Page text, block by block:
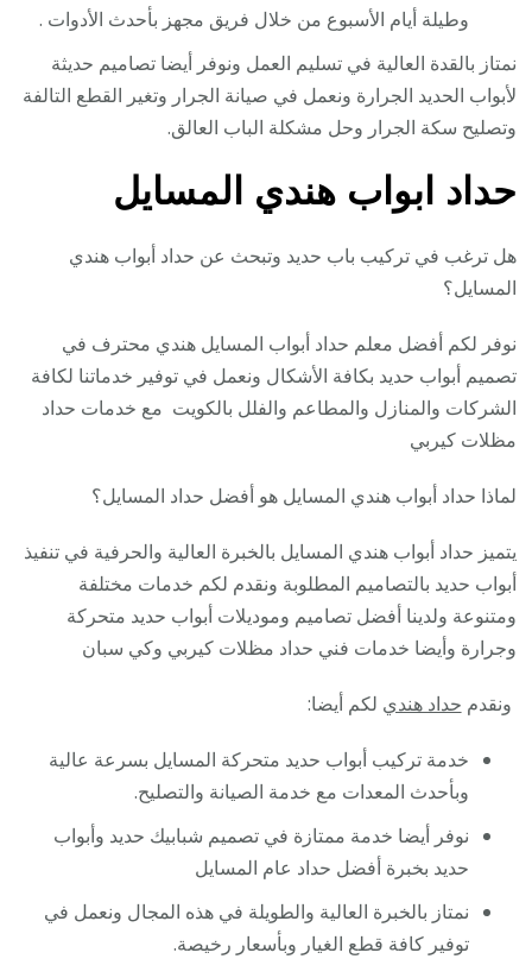
وطيلة أيام الأسبوع من خلال فريق مجهز بأحدث الأدوات .
نمتاز بالقدة العالية في تسليم العمل ونوفر أيضا تصاميم حديثة
لأبواب الحديد الجرارة ونعمل في صيانة الجرار وتغير القطع التالفة
وتصليح سكة الجرار وحل مشكلة الباب العالق.
حداد ابواب هندي المسايل
هل ترغب في تركيب باب حديد وتبحث عن حداد أبواب هندي
المسايل؟
نوفر لكم أفضل معلم حداد أبواب المسايل هندي محترف في
تصميم أبواب حديد بكافة الأشكال ونعمل في توفير خدماتنا لكافة
الشركات والمنازل والمطاعم والفلل بالكويت مع خدمات حداد
مظلات كيربي
لماذا حداد أبواب هندي المسايل هو أفضل حداد المسايل؟
يتميز حداد أبواب هندي المسايل بالخبرة العالية والحرفية في تنفيذ
أبواب حديد بالتصاميم المطلوبة ونقدم لكم خدمات مختلفة
ومتنوعة ولدينا أفضل تصاميم وموديلات أبواب حديد متحركة
وجرارة وأيضا خدمات فني حداد مظلات كيربي وكي سبان
ونقدم حداد هندي لكم أيضا:
خدمة تركيب أبواب حديد متحركة المسايل بسرعة عالية
وبأحدث المعدات مع خدمة الصيانة والتصليح.
نوفر أيضا خدمة ممتازة في تصميم شبابيك حديد وأبواب
حديد بخبرة أفضل حداد عام المسايل
نمتاز بالخبرة العالية والطويلة في هذه المجال ونعمل في
توفير كافة قطع الغيار وبأسعار رخيصة.